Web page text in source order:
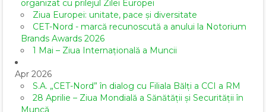
organizat cu prilejul Zilei Europei
Ziua Europei: unitate, pace și diversitate
CET-Nord - marcă recunoscută a anului la Notorium
Brands Awards 2026
1 Mai – Ziua Internațională a Muncii
Apr 2026
S.A. „CET-Nord” în dialog cu Filiala Bălți a CCI a RM
28 Aprilie – Ziua Mondială a Sănătății și Securității în
Muncă